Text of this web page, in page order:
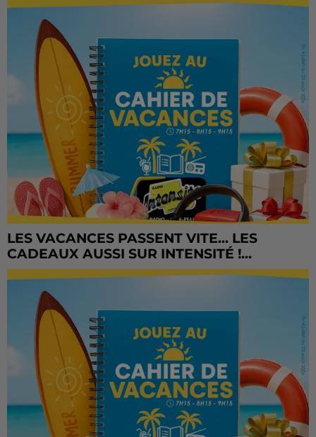
LES VACANCES PASSENT VITE... LES
CADEAUX AUSSI SUR INTENSITÉ !...